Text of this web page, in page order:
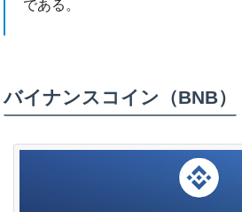
である。
バイナンスコイン（BNB）